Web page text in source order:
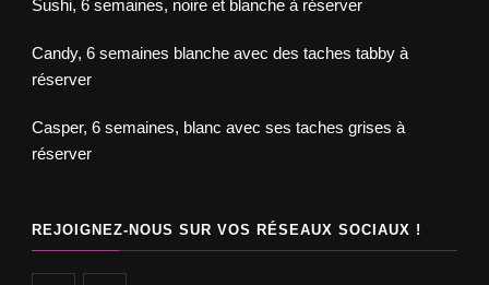
Sushi, 6 semaines, noire et blanche à réserver
Candy, 6 semaines blanche avec des taches tabby à
réserver
Casper, 6 semaines, blanc avec ses taches grises à
réserver
REJOIGNEZ-NOUS SUR VOS RÉSEAUX SOCIAUX !